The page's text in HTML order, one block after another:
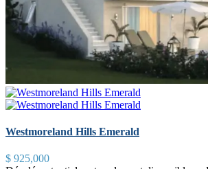
Westmoreland Hills Emerald
$ 925,000